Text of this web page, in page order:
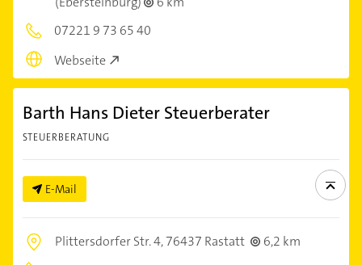
07221 9 73 65 40
Webseite
Barth Hans Dieter Steuerberater
STEUERBERATUNG
E-Mail
Plittersdorfer Str. 4,76437 Rastatt
6,2 km